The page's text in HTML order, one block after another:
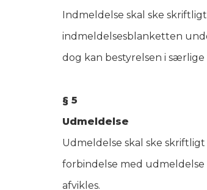
Indmeldelse skal ske
indmeldelsesblanketten
dog kan bestyrelsen i
§ 5
Udmeldelse
Udmeldelse skal ske
forbindelse med
afvikles.